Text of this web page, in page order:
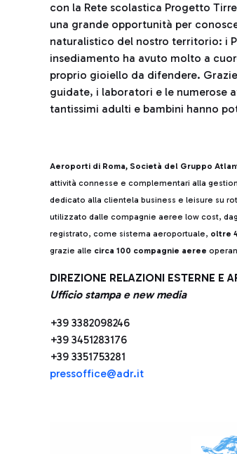
con la Rete scolastica Progetto
una grande opportunità per
naturalistico del nostro territorio: i
insediamento ha avuto molto a
proprio gioiello da difendere.
guidate, i laboratori e le numerose
tantissimi adulti e bambini hanno
Aeroporti di Roma, Società del Gruppo
attività connesse e complementari alla
dedicato alla clientela business e leisure su
utilizzato dalle compagnie aeree low cost,
registrato, come sistema aeroportuale, oltre
grazie alle circa 100 compagnie aeree
DIREZIONE RELAZIONI ESTERNE E
Ufficio stampa e new media
+39 3382098246
+39 3451283176
+39 3351753281
pressoffice@adr.it